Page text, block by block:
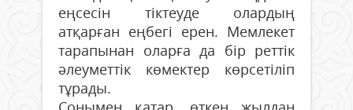
еңсесін тіктеуде олардың
атқарған еңбегі ерен. Мемлекет
тарапынан оларға да бір реттік
әлеуметтік көмектер көрсетіліп
тұрады.